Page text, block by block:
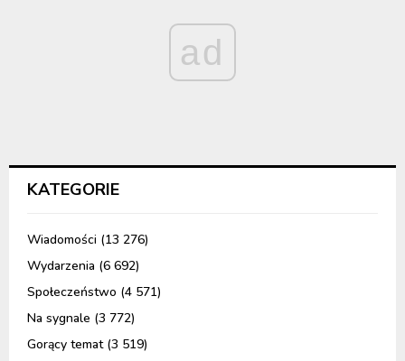
ad
KATEGORIE
Wiadomości (13 276)
Wydarzenia (6 692)
Społeczeństwo (4 571)
Na sygnale (3 772)
Gorący temat(3 519)